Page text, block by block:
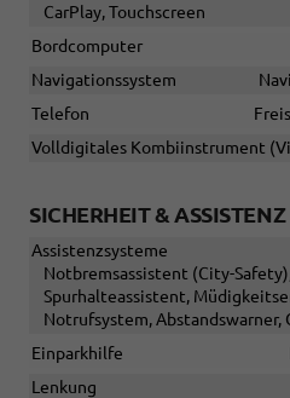
CarPlay, Touchscreen
Bordcomputer
Navigationssystem
Telefon
Volldigitales Kombiinstrument
SICHERHEIT & ASSISTENZ
Assistenzsysteme
Notbremsassistent (City-
Spurhalteassistent,
Notrufsystem,
Einparkhilfe
Lenkung